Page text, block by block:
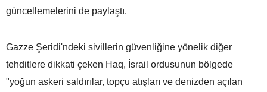
güncellemelerini de paylaştı.
Gazze Şeridi'ndeki sivillerin güvenliğine yönelik diğer
tehditlere dikkati çeken Haq, İsrail ordusunun bölgede
"yoğun askeri saldırılar, topçu atışları ve denizden açılan